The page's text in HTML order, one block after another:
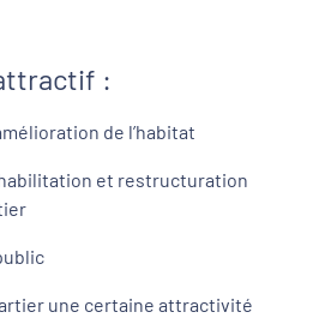
:
de l’habitat
et restructuration
une certaine attractivité